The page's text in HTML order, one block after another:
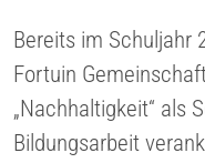
Bereits im Schuljahr
Fortuin
„Nachhaltigkeit“ als
Bildungsarbeit